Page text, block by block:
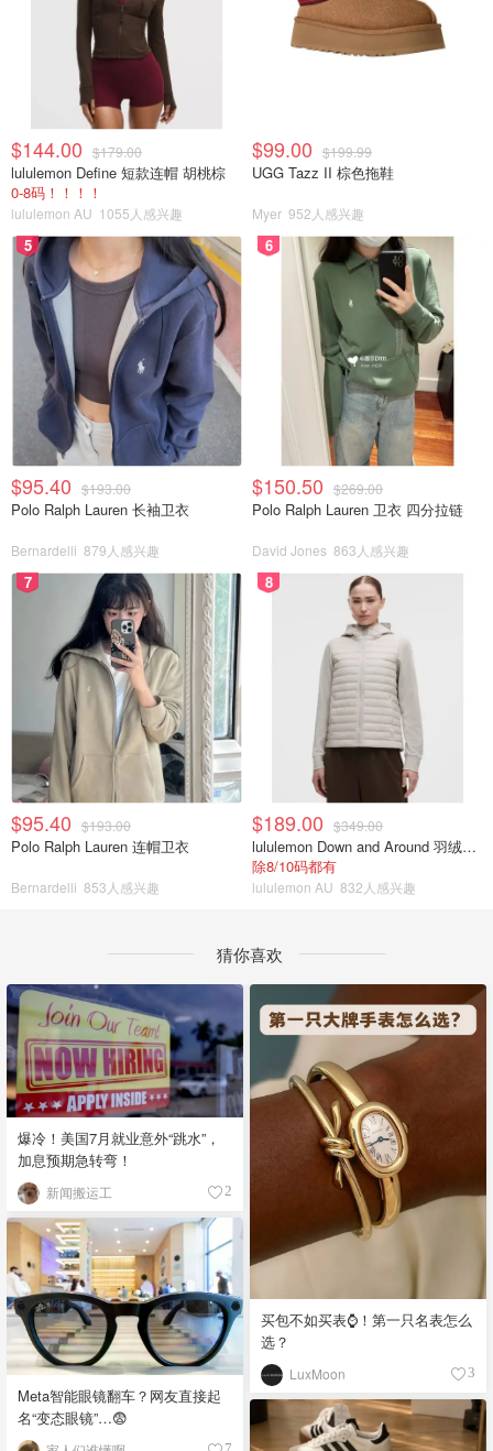
$144.00 $179.00
lululemon Define 短款连帽 胡桃棕
0-8码！！！！
lululemon AU 1055人感兴趣
$99.00 $199.99
UGG Tazz II 棕色拖鞋
Myer 952人感兴趣
5
$95.40 $193.00
Polo Ralph Lauren 长袖卫衣
Bernardelli 879人感兴趣
6
$150.50 $269.00
Polo Ralph Lauren 卫衣 四分拉链
David Jones 863人感兴趣
7
$95.40 $193.00
Polo Ralph Lauren 连帽卫衣
Bernardelli 853人感兴趣
8
$189.00 $349.00
lululemon Down and Around 羽绒夹克
除8/10码都有
lululemon AU 832人感兴趣
猜你喜欢
爆冷！美国7月就业意外“跳水”，
加息预期急转弯！
新闻搬运工 2
买包不如买表⌚️！第一只名表怎么
选？
LuxMoon 3
Meta智能眼镜翻车？网友直接起
名“变态眼镜”…😨